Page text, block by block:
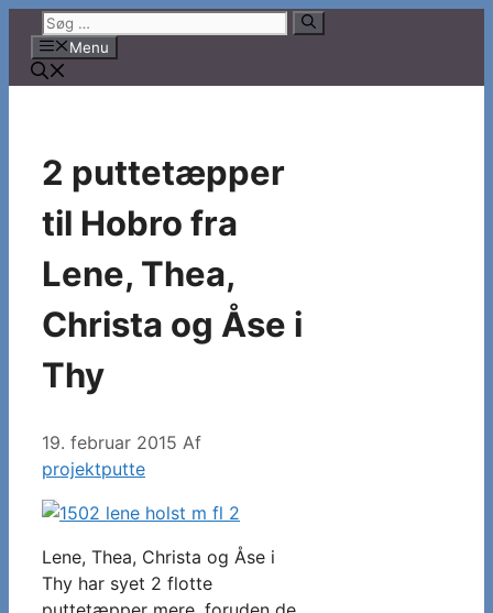
indhold
Søg
efter:Menu
2 puttetæpper
til Hobro fra
Lene, Thea,
Christa og Åse i
Thy
19. februar 2015 Af
projektputte
Lene, Thea, Christa og Åse i
Thy har syet 2 flotte